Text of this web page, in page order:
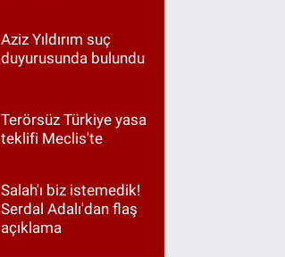
Aziz Yıldırım suç
duyurusunda bulundu
Terörsüz Türkiye yasa
teklifi Meclis'te
Salah'ı biz istemedik!
Serdal Adalı'dan flaş
açıklama